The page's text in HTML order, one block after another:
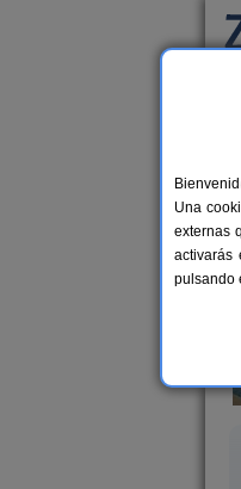
125 €
Una
externas
activarás
pulsando